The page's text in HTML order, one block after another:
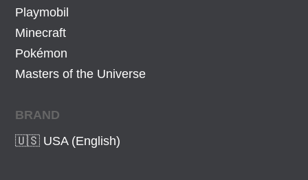
Playmobil
Minecraft
Pokémon
Masters of the Universe
BRAND
🇺🇸 USA (English)